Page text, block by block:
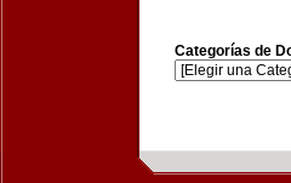
Categorías de